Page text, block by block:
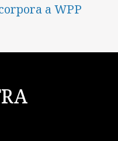
a WPP